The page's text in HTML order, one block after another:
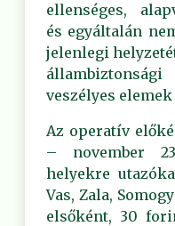
ellenséges,
és egyáltalán
jelenlegi
veszélyes elemek
Az operatív
– november
helyekre
Vas, Zala,
elsőként, 30